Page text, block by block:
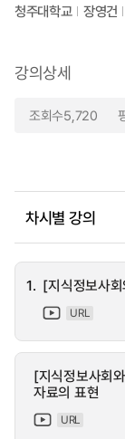
청주대학교 장영건
강의상세
조회수5,720
차시별 강의
1. [지식정보사
URL
[지식정보사회
자료의 표현
URL